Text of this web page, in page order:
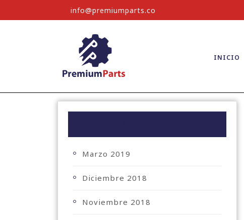
info@premiumparts.co
INICIO
Marzo 2019
Diciembre 2018
Noviembre 2018